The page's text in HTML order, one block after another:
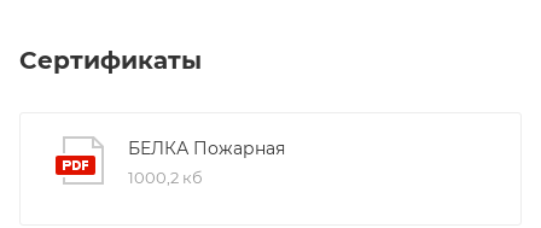
Сертификаты
БЕЛКА Пожарная
1000,2 кб